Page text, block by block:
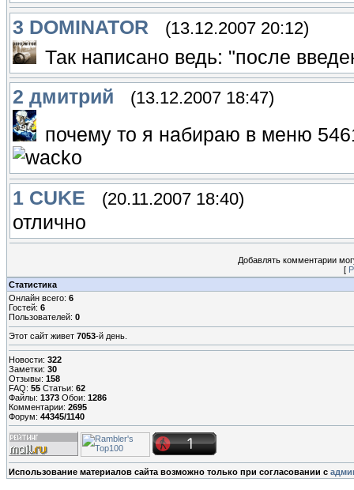
3 DOMINATOR (13.12.2007 20:12)
Так написано ведь: "после
2 дмитрий (13.12.2007 18:47)
почему то я набираю в меню
1 CUKE (20.11.2007 18:40)
отлично
Добавлять комментарии
[
Статистика
Онлайн всего: 6
Гостей: 6
Пользователей: 0
Этот сайт живет 7053-й день.
Новости: 322
Заметки: 30
Отзывы: 158
FAQ: 55 Статьи: 62
Файлы: 1373 Обои: 1286
Комментарии: 2695
Форум: 44345/1140
Использование материалов сайта возможно только при согласовании с